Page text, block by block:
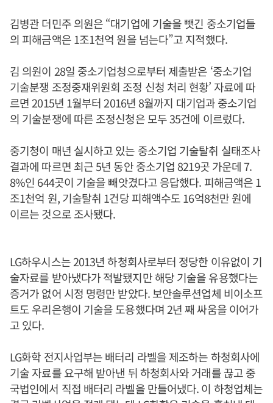
김병관 더민주 의원은 “대기업에 기술을 뺏긴 중소기업들
의 피해금액은 1조1천억 원을 넘는다”고 지적했다.
김 의원이 28일 중소기업청으로부터 제출받은 ‘중소기업
기술분쟁 조정중재위원회 조정 신청 처리 현황’ 자료에 따
르면 2015년 1월부터 2016년 8월까지 대기업과 중소기업
의 기술분쟁에 따른 조정신청은 모두 35건에 이르렀다.
중기청이 매년 실시하고 있는 중소기업 기술탈취 실태조사
결과에 따르면 최근 5년 동안 중소기업 8219곳 가운데 7.
8%인 644곳이 기술을 빼앗겼다고 응답했다. 피해금액은 1
조1천억 원, 기술탈취 1건당 피해액수도 16억8천만 원에
이르는 것으로 조사됐다.
LG하우시스는 2013년 하청회사로부터 정당한 이유없이 기
술자료를 받아냈다가 적발됐지만 해당 기술을 유용했다는
증거가 없어 시정 명령만 받았다. 보안솔루션업체 비이소프
트도 우리은행이 기술을 도용했다며 2년 째 싸움을 이어가
고 있다.
LG화학 전지사업부는 배터리 라벨을 제조하는 하청회사에
기술 자료를 요구해 받아낸 뒤 하청회사와 거래를 끊고 중
국법인에서 직접 배터리 라벨을 만들어냈다. 이 하청업체는